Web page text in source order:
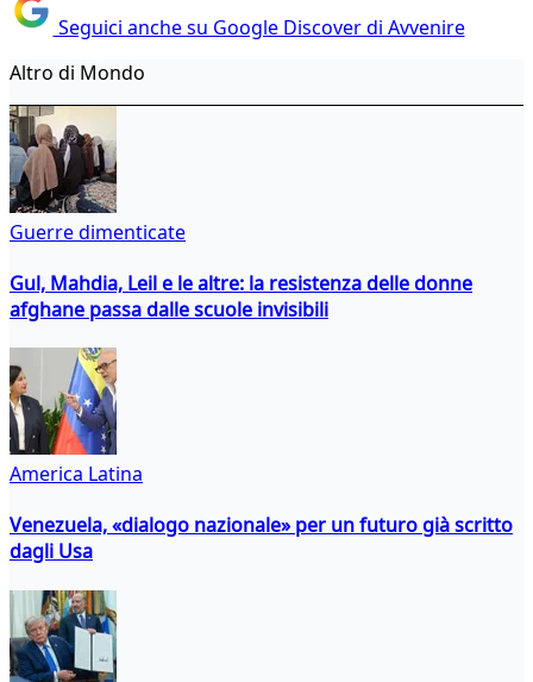
Seguici anche su Google Discover di Avvenire
Altro di Mondo
Guerre dimenticate
Gul, Mahdia, Leil e le altre: la resistenza delle donne
afghane passa dalle scuole invisibili
America Latina
Venezuela, «dialogo nazionale» per un futuro già scritto
dagli Usa